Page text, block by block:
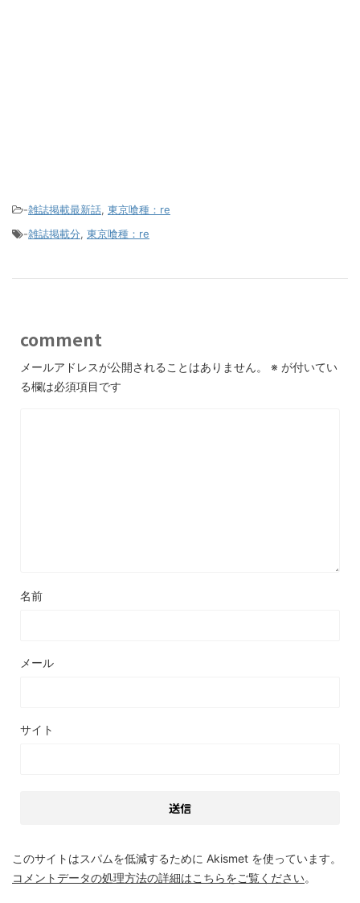
-雑誌掲載最新話, 東京喰種：re
-雑誌掲載分, 東京喰種：re
comment
メールアドレスが公開されることはありません。 ※ が付いてい
る欄は必須項目です
名前
メール
サイト
このサイトはスパムを低減するために Akismet を使っています。
コメントデータの処理方法の詳細はこちらをご覧ください。